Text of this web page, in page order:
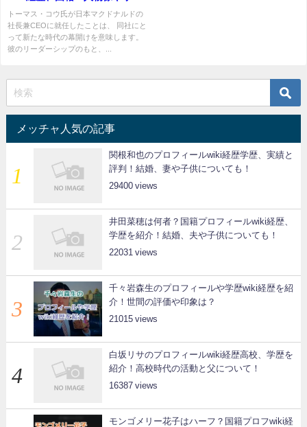
ダーシップは？日本マクドナル
ド社長兼CEOに就任
トーマス・コウ氏が日本マクドナルドの
社長兼CEOに就任したことは、 同社にと
って新たな時代の幕開けを意味します。
彼のリーダーシップのもと、...
メッチャ人気の記事
関根和也のプロフィールwiki経歴学歴、実績と
評判！結婚、妻や子供についても！
29400
井田菜穂は何者？国籍プロフィールwiki経歴、
学歴を紹介！結婚、夫や子供についても！
22031
千々岩森生のプロフィールや学歴wiki経歴を紹
介！世間の評価や印象は？
21015
白坂リサのプロフィールwiki経歴高校、学歴を
紹介！高校時代の活動と父について！
16387
モンゴメリー花子はハーフ？国籍プロフwiki経